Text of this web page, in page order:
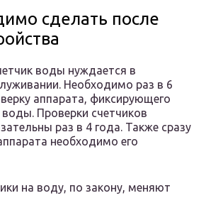
сделать после
воды нуждается в
Необходимо раз в 6
аппарата, фиксирующего
Проверки счетчиков
раз в 4 года. Также сразу
необходимо его
на воду, по закону, меняют